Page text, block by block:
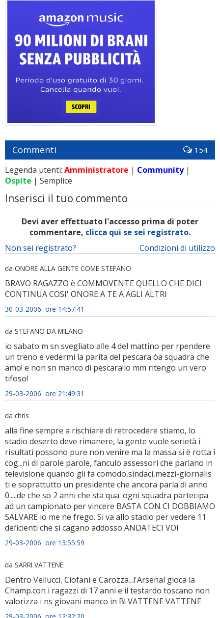
Commenti 154
Legenda utenti: Amministratore | Community|
Ospite | Semplice
Inserisci il tuo commento
Devi aver effettuato l'accesso prima di poter
commentare, clicca qui se sei registrato.
Condizioni di utilizzo
Non sei registrato?
da ONORE ALLA GENTE COME STEFANO
BRAVO RAGAZZO è COMMOVENTE QUELLO CHE DICI
CONTINUA COSI' ONORE A TE A AGLI ALTRI
30-03-2006 ore 14:57:41
da STEFANO DA MILANO
io sabato m sn svegliato alle 4 del mattino per rpendere
un treno e vedermi la parita del pescara òa squadra che
amo! e non sn manco di pescara!io mm ritengo un vero
tifoso!
29-03-2006 ore 21:49:31
da chris
alla fine sempre a rischiare di retrocedere stiamo, lo
stadio deserto deve rimanere, la gente vuole serietà i
risultati possono pure non venire ma la massa si è rotta i
cog...ni di parole parole, fanculo assessori che parlano in
televisìone quando gli fa comodo,sindaci,mezzi-giornalis
ti e soprattutto un presidente che ancora parla di anno
0.....de che so 2 anni che sta qua. ogni squadra partecipa
ad un campionato per vincere BASTA CON CI DOBBIAMO
SALVARE io me ne frego. Si va allo stadio per vedere 11
deficienti che si cagano addosso ANDATECI VOI
29-03-2006 ore 13:55:59
da SARRI VATTENE
Dentro Vellucci, Ciofani e Carozza...l'Arsenal gioca la
Champ.con i ragazzi di 17 anni e il testardo toscano non
valorizza i ns giovani manco in B! VATTENE VATTENE